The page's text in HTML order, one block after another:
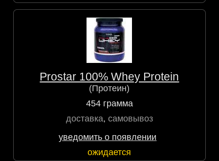
Prostar 100% Whey Protein
(Протеин)
454 грамма
доставка, самовывоз
уведомить о появлении
ожидается